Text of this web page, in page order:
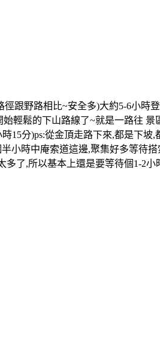
野路相比~安全多)大約5-6小時
輕鬆的下山路線了~就是一路往
15分)ps:從金頂走路下來,都是下
小時中庵索道這邊,聚集好多等待
了,所以基本上還是要等待個1-2